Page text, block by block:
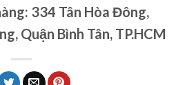
334 Tân Hòa Đông,
Quận Bình Tân, TP.HCM